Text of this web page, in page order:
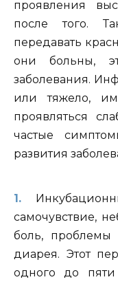
проявления
после того.
передавать
они больны,
заболевания.
или тяжело,
проявляться
частые
развития
самочувствие,
боль, проблемы
диарея. Этот
одного до